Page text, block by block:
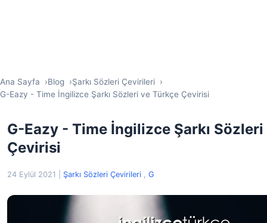
Ana Sayfa Blog
Şarkı Sözleri Çevirileri
G-Eazy - Time İngilizce Şarkı Sözleri ve Türkçe Çevirisi
G-Eazy - Time İngilizce Şarkı
Çevirisi
24 Eylül 2021 Şarkı Sözleri Çevirileri , G